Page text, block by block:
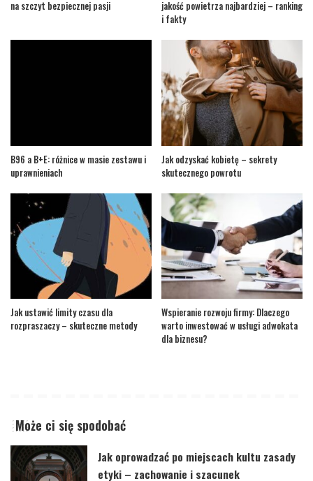
na szczyt bezpiecznej pasji
jakość powietrza najbardziej – ranking
i fakty
B96 a B+E: różnice w masie zestawu i
uprawnieniach
Jak odzyskać kobietę – sekrety
skutecznego powrotu
Jak ustawić limity czasu dla
rozpraszaczy – skuteczne metody
Wspieranie rozwoju firmy: Dlaczego
warto inwestować w usługi adwokata
dla biznesu?
Może ci się spodobać
Jak oprowadzać po miejscach kultu zasady
etyki – zachowanie i szacunek